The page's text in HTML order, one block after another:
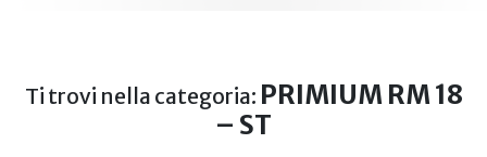
Ti trovi nella categoria: PRIMIUM RM 18
– ST